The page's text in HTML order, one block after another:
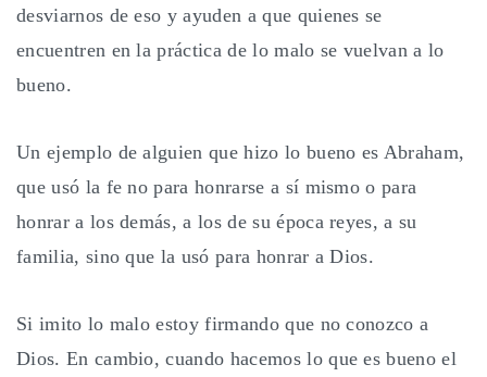
desviarnos de eso y ayuden a que quienes se
encuentren en la práctica de lo malo se vuelvan a lo
bueno.
Un ejemplo de alguien que hizo lo bueno es Abraham,
que usó la fe no para honrarse a sí mismo o para
honrar a los demás, a los de su época reyes, a su
familia, sino que la usó para honrar a Dios.
Si imito lo malo estoy firmando que no conozco a
Dios. En cambio, cuando hacemos lo que es bueno el